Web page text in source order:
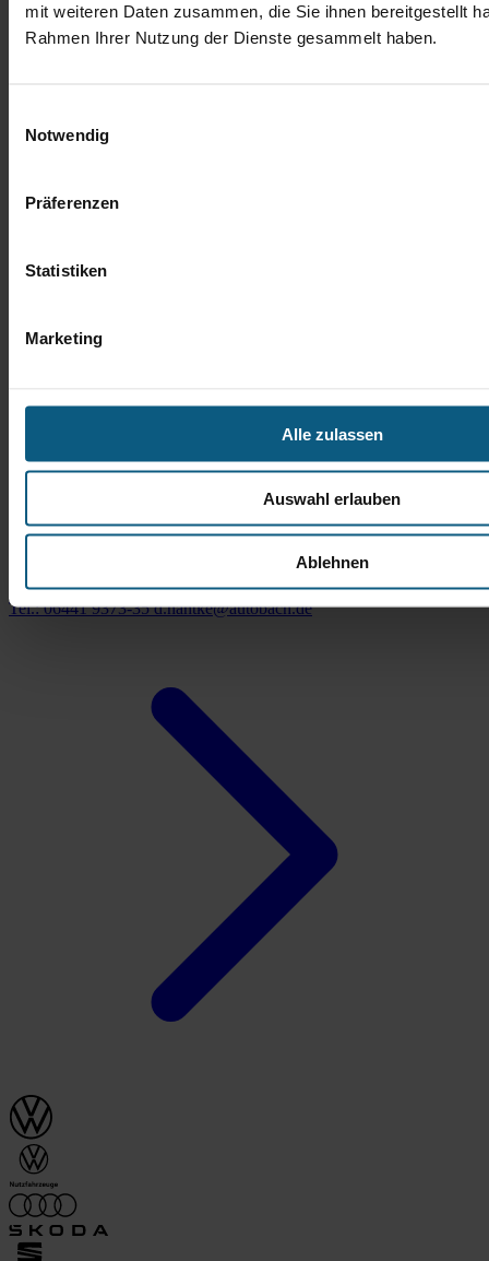
mit weiteren Daten zusammen, die Sie ihnen bereitgestellt
Rahmen Ihrer Nutzung der Dienste gesammelt haben.
Notwendig
Präferenzen
Statistiken
Marketing
Alle zulassen
Auswahl erlauben
Ablehnen
Daniel Hantke
Tel.: 06441 9373-35d.hantke@autobach.de